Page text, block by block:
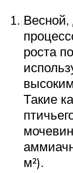
Весной,
роста
Такие
м²).